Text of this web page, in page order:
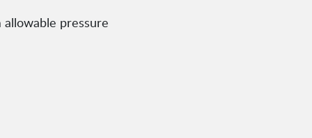
pressure